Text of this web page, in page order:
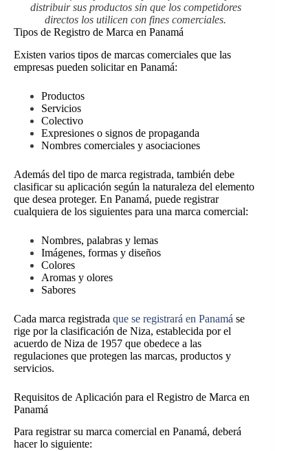
distribuir sus productos sin que los competidores
directos los utilicen con fines comerciales.
Tipos de Registro de Marca en Panamá
Existen varios tipos de marcas comerciales que las
empresas pueden solicitar en Panamá:
Productos
Servicios
Colectivo
Expresiones o signos de propaganda
Nombres comerciales y asociaciones
Además del tipo de marca registrada, también debe
clasificar su aplicación según la naturaleza del elemento
que desea proteger. En Panamá, puede registrar
cualquiera de los siguientes para una marca comercial:
Nombres, palabras y lemas
Imágenes, formas y diseños
Colores
Aromas y olores
Sabores
Cada marca registrada que se registrará en Panamá se
rige por la clasificación de Niza, establecida por el
acuerdo de Niza de 1957 que obedece a las
regulaciones que protegen las marcas, productos y
servicios.
Requisitos de Aplicación para el Registro de Marca en
Panamá
Para registrar su marca comercial en Panamá, deberá
hacer lo siguiente: